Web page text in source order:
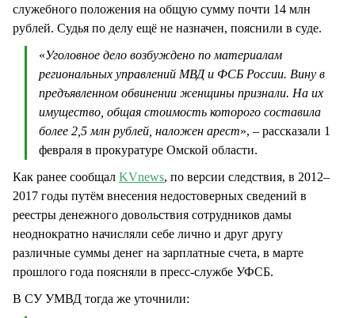
служебного положения на общую сумму почти 14 млн
рублей. Судья по делу ещё не назначен, пояснили в суде.
«Уголовное дело возбуждено по материалам
региональных управлений МВД и ФСБ России. Вину в
предъявленном обвинении женщины признали. На их
имущество, общая стоимость которого составила
более 2,5 млн рублей, наложен арест», – рассказали 1
февраля в прокуратуре Омской области.
Как ранее сообщал KVnews, по версии следствия, в 2012–
2017 годы путём внесения недостоверных сведений в
реестры денежного довольствия сотрудников дамы
неоднократно начисляли себе лично и друг другу
различные суммы денег на зарплатные счета, в марте
прошлого года поясняли в пресс-службе УФСБ.
В СУ УМВД тогда же уточнили: